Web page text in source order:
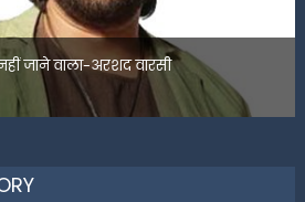
जाने वाला-अरशद वारसी